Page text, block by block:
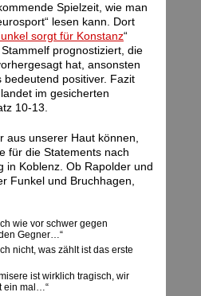
Spielzeit, wie man
lesen kann. Dort
sorgt für Konstanz“
prognostiziert, die
hat, ansonsten
bedeutend positiver. Fazit
im gesicherten
10-13.
aus unserer Haut können,
für die Statements nach
in Koblenz. Ob Rapolder und
Funkel und Bruchhagen,
wie vor schwer gegen
Gegner…“
nicht, was zählt ist das erste
ist wirklich tragisch, wir
ein mal…“